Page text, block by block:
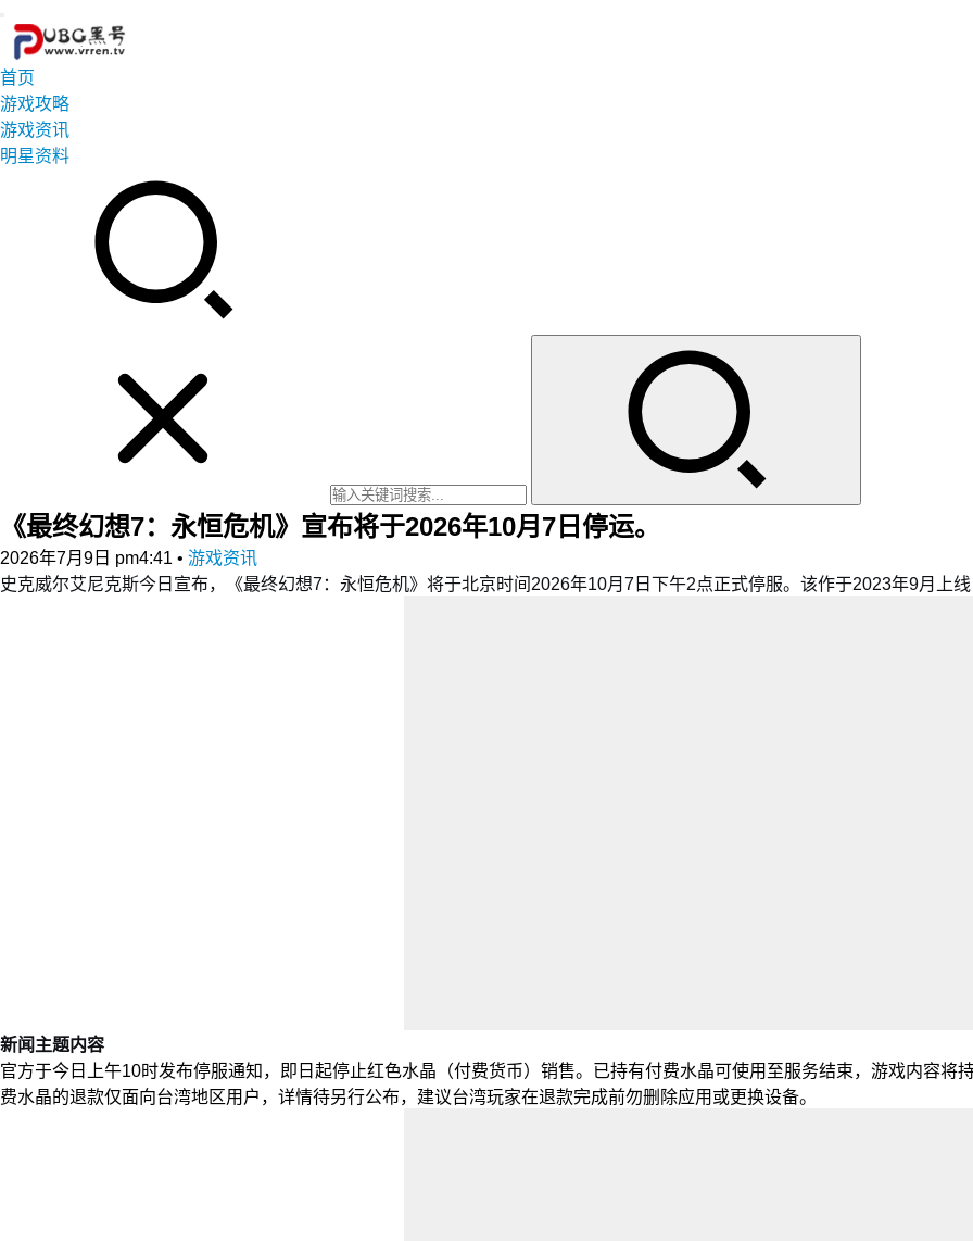
首页
游戏攻略
游戏资讯
明星资料
《最终幻想7：永恒危机》宣布将于2026年10月7日停运。
2026年7月9日 pm4:41 • 游戏资讯
史克威尔艾尼克斯今日宣布，《最终幻想7：永恒危机》将于北京时间2026年10月7日下午2点正式停服。该作于2023年9月上线
新闻主题内容
官方于今日上午10时发布停服通知，即日起停止红色水晶（付费货币）销售。已持有付费水晶可使用至服务结束，游戏内容将
费水晶的退款仅面向台湾地区用户，详情待另行公布，建议台湾玩家在退款完成前勿删除应用或更换设备。